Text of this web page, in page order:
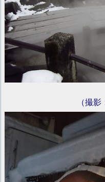
（撮